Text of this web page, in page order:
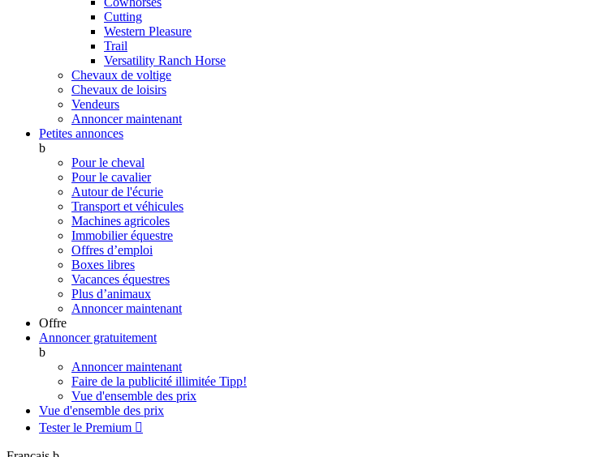
Cutting
Western Pleasure
Trail
Versatility Ranch Horse
Chevaux de voltige
Chevaux de loisirs
Vendeurs
Annoncer maintenant
Petites annonces
b
Pour le cheval
Pour le cavalier
Autour de l'écurie
Transport et véhicules
Machines agricoles
Immobilier équestre
Offres d’emploi
Boxes libres
Vacances équestres
Plus d’animaux
Annoncer maintenant
Offre
Annoncer gratuitement
b
Annoncer maintenant
Faire de la publicité illimitée Tipp!
Vue d'ensemble des prix
Vue d'ensemble des prix
Tester le Premium 